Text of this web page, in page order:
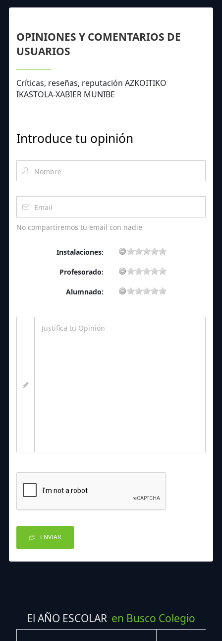
OPINIONES Y COMENTARIOS DE
USUARIOS
Críticas, reseñas, reputación AZKOITIKO
IKASTOLA-XABIER MUNIBE
Introduce tu opinión
No compartiremos tu email con nadie
Instalaciones:
Profesorado:
Alumnado:
ENVIAR
El AÑO ESCOLAR en Busco Colegio